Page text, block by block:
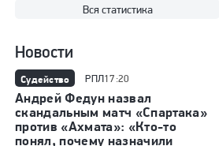
Вся статистика
Новости
Судейство РПЛ17:20
Андрей Федун назвал
скандальным матч «Спартака»
против «Ахмата»: «Кто-то
понял, почему назначили